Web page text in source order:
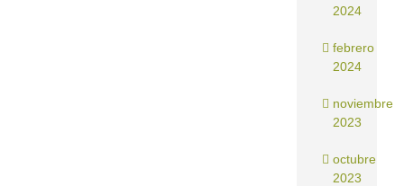
2024
febrero
2024
noviembre
2023
octubre
2023